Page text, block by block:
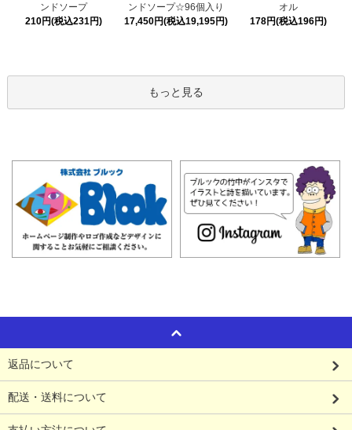
ンドソープ
210円(税込231円)
ンドソープ☆96個入り
17,450円(税込19,195円)
オル
178円(税込196円)
もっと見る
返品について
配送・送料について